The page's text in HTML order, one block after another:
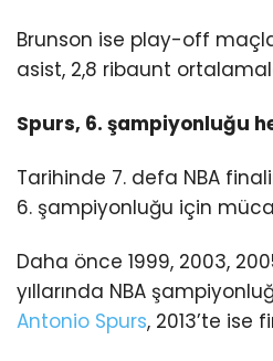
Brunson ise play-off
asist, 2,8 ribaunt
Spurs, 6. şampiyonluğu
Tarihinde 7. defa NBA
6. şampiyonluğu için
Daha önce 1999, 2003,
yıllarında NBA
Antonio Spurs, 2013’te ise